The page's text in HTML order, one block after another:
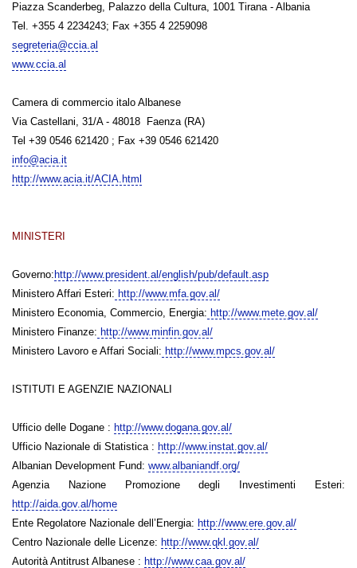
Piazza Scanderbeg, Palazzo della Cultura, 1001 Tirana - Albania
Tel. +355 4 2234243; Fax +355 4 2259098
segreteria@ccia.al
www.ccia.al
Camera di commercio italo Albanese
Via Castellani, 31/A - 48018 Faenza (RA)
Tel +39 0546 621420 ; Fax +39 0546 621420
info@acia.it
http://www.acia.it/ACIA.html
MINISTERI
Governo: http://www.president.al/english/pub/default.asp
Ministero Affari Esteri: http://www.mfa.gov.al/
Ministero Economia, Commercio, Energia: http://www.mete.gov.al/
Ministero Finanze: http://www.minfin.gov.al/
Ministero Lavoro e Affari Sociali: http://www.mpcs.gov.al/
ISTITUTI E AGENZIE NAZIONALI
Ufficio delle Dogane : http://www.dogana.gov.al/
Ufficio Nazionale di Statistica : http://www.instat.gov.al/
Albanian Development Fund: www.albaniandf.org/
Agenzia Nazione Promozione degli Investimenti Esteri:
http://aida.gov.al/home
Ente Regolatore Nazionale dell’Energia: http://www.ere.gov.al/
Centro Nazionale delle Licenze: http://www.qkl.gov.al/
Autorità Antitrust Albanese : http://www.caa.gov.al/